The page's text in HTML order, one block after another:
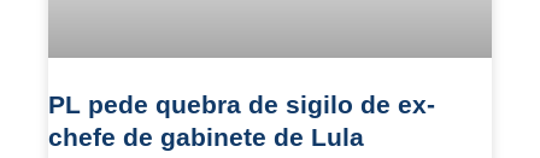
PL pede quebra de sigilo de ex-
chefe de gabinete de Lula